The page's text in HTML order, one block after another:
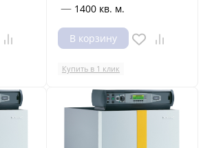
— 1400 кв. м.
В корзину
Купить в 1 клик